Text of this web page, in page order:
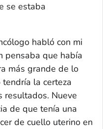
se estaba
habló con mi
pensaba que había
más grande de lo
la certeza
resultados. Nueve
de que tenía una
de cuello uterino en